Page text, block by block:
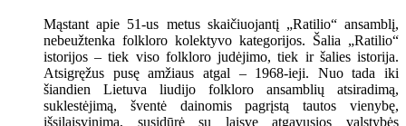
Mąstant apie 51-us metus skaičiuojantį „Ratilio“ ansamblį,
nebeužtenka folkloro kolektyvo kategorijos. Šalia „Ratilio“
istorijos – tiek viso folkloro judėjimo, tiek ir šalies istorija.
Atsigręžus pusę amžiaus atgal – 1968-ieji. Nuo tada iki
šiandien Lietuva liudijo folkloro ansamblių atsiradimą,
suklestėjimą, šventė dainomis pagrįstą tautos vienybę,
išsilaisvinimą, susidūrė su laisvę atgavusios valstybės